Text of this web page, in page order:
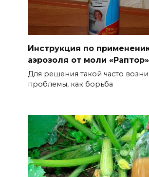
Инструкция по
аэрозоля от моли «Раптор»
Для решения такой часто
проблемы, как борьба